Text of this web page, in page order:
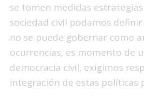
se tomen medidas
sociedad civil podamos
no se puede gobernar como
ocurrencias, es momento de
democracia civil, exigimos
integración de estas políticas